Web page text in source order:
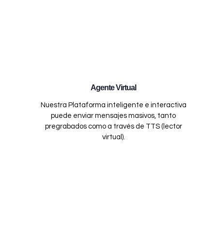
Agente Virtual
Nuestra Plataforma inteligente e interactiva
puede enviar mensajes masivos, tanto
pregrabados como a través de TTS (lector
virtual).